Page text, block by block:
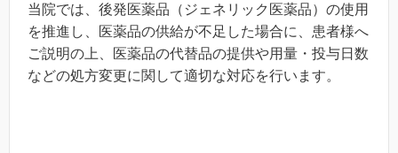
当院では、後発医薬品（ジェネリック医薬品）の使用
を推進し、医薬品の供給が不足した場合に、患者様へ
ご説明の上、医薬品の代替品の提供や用量・投与日数
などの処方変更に関して適切な対応を行います。